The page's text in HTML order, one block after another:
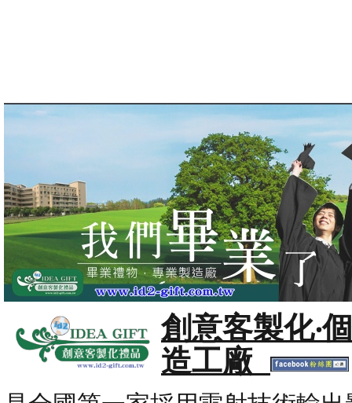
創意客製化‧
造工廠